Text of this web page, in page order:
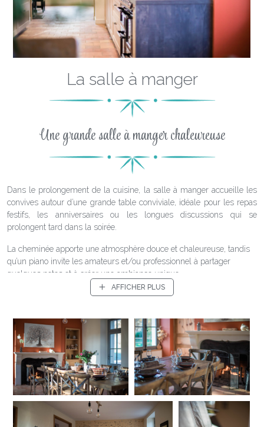
La salle à manger
Une grande salle à manger chaleureuse
Dans le prolongement de la cuisine, la salle à manger accueille les
convives autour d’une grande table conviviale, idéale pour les repas
festifs, les anniversaires ou les longues discussions qui se
prolongent tard dans la soirée.
La cheminée apporte une atmosphère douce et chaleureuse, tandis
qu’un piano invite les amateurs et/ou professionnel à partager
quelques notes et à créer une ambiance unique.
Un espace vivant où les repas deviennent de véritables moments de
AFFICHER PLUS